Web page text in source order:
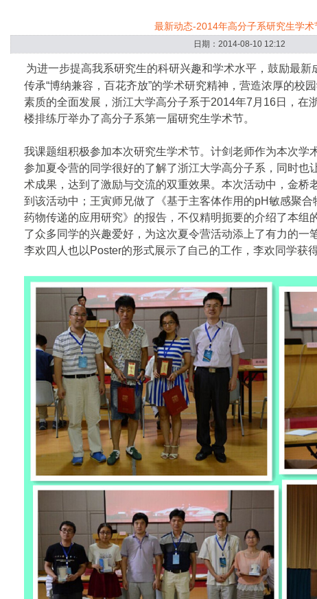
最新动态-2014年高分子系研究生学术
日期：2014-08-10 12:12
为进一步提高我系研究生的科研兴趣和学术水平，鼓励最新
传承“博纳兼容，百花齐放”的学术研究精神，营造浓厚的校
素质的全面发展，浙江大学高分子系于2014年7 月 16日，在
楼排练厅举办了高分子系第一届研究生学术节。
我课题组积极参加本次研究生学术节。计剑老师作为本次学
参加夏令营的同学很好的了解了浙江大学高分子系，同时也
术成果，达到了激励与交流的双重效果。本次活动中，金桥
到该活动中；王寅师兄做了《基于主客体作用的pH敏感聚
药物传递的应用研究》的报告，不仅精明扼要的介绍了本组
了众多同学的兴趣爱好，为这次夏令营活动添上了有力的一
李欢四人也以Poster的形式展示了自己的工作，李欢同学获